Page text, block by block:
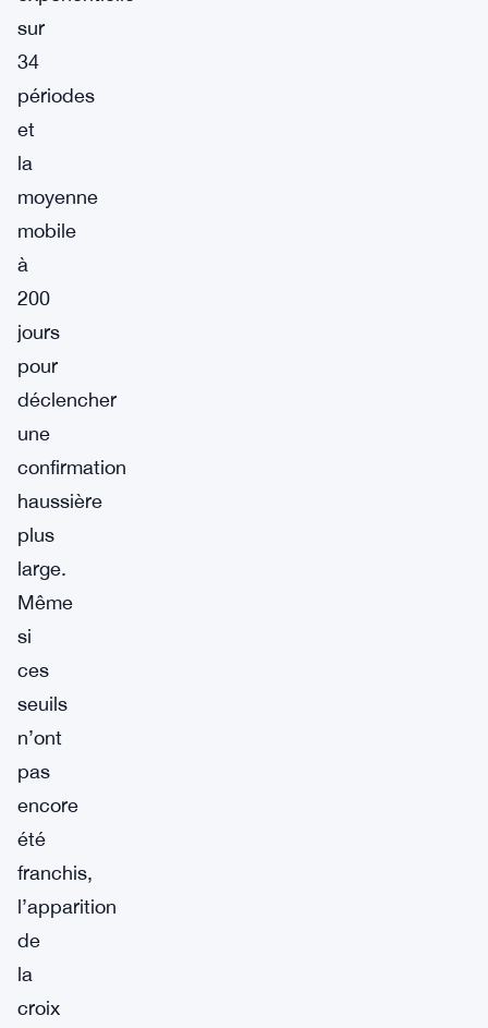
sur
34
périodes
et
la
moyenne
mobile
à
200
jours
pour
déclencher
une
confirmation
haussière
plus
large.
Même
si
ces
seuils
n’ont
pas
encore
été
franchis,
l’apparition
de
la
croix